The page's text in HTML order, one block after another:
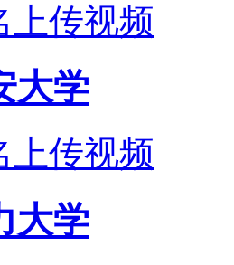
上传视频
大学
上传视频
大学